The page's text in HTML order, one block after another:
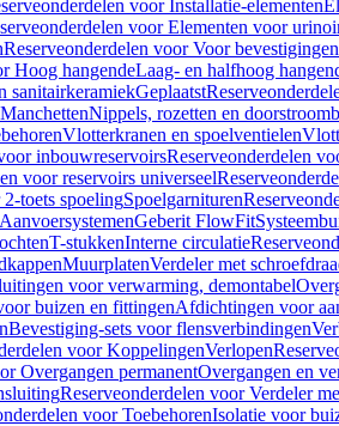
voor Installatie-elementen
voor Elementen voor
Reserveonderdelen voor Voor bevestigingen
Hoog hangendeLaag- en halfhoog
sanitairkeramiekGeplaatst
ManchettenNippels, rozetten en
Vlotterkranen en spoelventielen
inbouwreservoirsReserveonderdelen
voor reservoirs universeel
toets spoelingSpoelgarnituren
AanvoersystemenGeberit FlowFit
T-stukkenInterne circulatie
MuurplatenVerdeler met
voor verwarming, demontabel
buizen en fittingenAfdichtingen voor
Bevestiging-sets voor flensverbindingen
voor KoppelingenVerlopen
Overgangen permanentOvergangen en
Reserveonderdelen voor Verdeler
voor ToebehorenIsolatie voor